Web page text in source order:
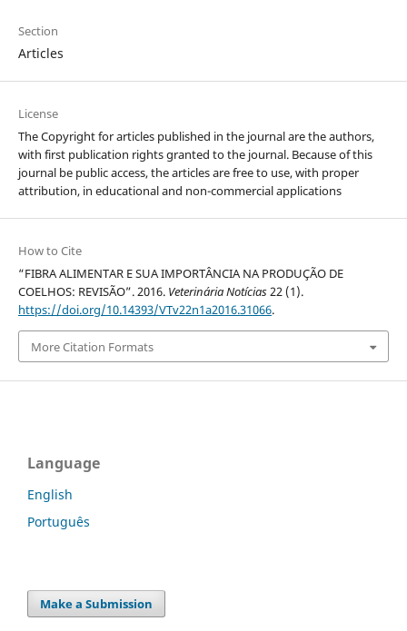
Section
Articles
License
The Copyright for articles published in the journal are the authors,
with first publication rights granted to the journal. Because of this
journal be public access, the articles are free to use, with proper
attribution, in educational and non-commercial applications
How to Cite
“FIBRA ALIMENTAR E SUA IMPORTÂNCIA NA PRODUÇÃO DE
COELHOS: REVISÃO”. 2016. Veterinária Notícias22 (1).
https://doi.org/10.14393/VTv22n1a2016.31066.
More Citation Formats
Language
English
Português
Make a Submission